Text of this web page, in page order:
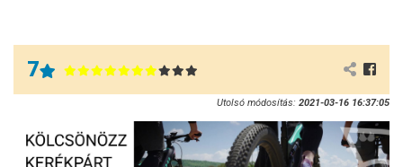
7
Utolsó módosítás: 2021-03-16 16:37:05